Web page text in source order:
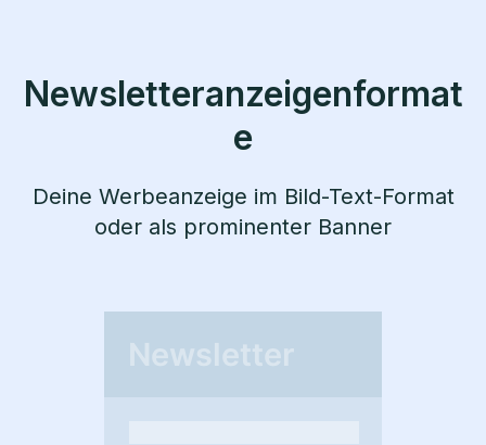
Newsletteranzeigenformat
e
Deine Werbeanzeige im Bild-Text-Format
oder als prominenter Banner